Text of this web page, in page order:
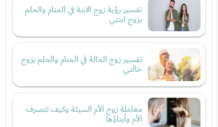
تفسير رؤية زوج الابنة في المنام والحلم
بزوج ابنتي
تفسير زوج الخالة في المنام والحلم بزوج
خالتي
معاملة زوج الأم السيئة وكيف تتصرف
الأم وأبناؤها